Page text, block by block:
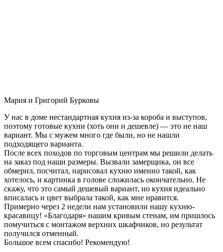
Мария и Григорий Бурковы
У нас в доме нестандартная кухня из-за короба и выступов,
поэтому готовые кухни (хоть они и дешевле) — это не наш
вариант. Мы с мужем много где были, но не нашли
подходящего варианта.
После всех походов по торговым центрам мы решили делать
на заказ под наши размеры. Вызвали замерщика, он все
обмерил, посчитал, нарисовал кухню именно такой, как
хотелось, и картинка в голове сложилась окончательно. Не
скажу, что это самый дешевый вариант, но кухня идеально
вписалась и цвет выбрала такой, как мне нравится.
Примерно через 2 недели нам установили нашу кухню-
красавицу! «Благодаря» нашим кривым стенам, им пришлось
помучиться с монтажом верхних шкафчиков, но результат
получился отменный.
Большое всем спасибо! Рекомендую!